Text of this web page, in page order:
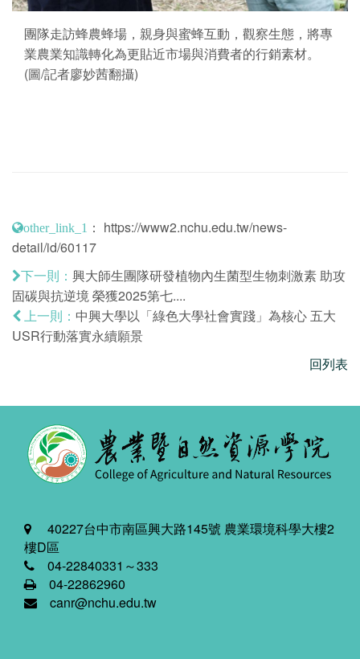
團隊走訪蜂農蜂場，親身與蜜蜂互動，觀察生態，將專
業農業知識轉化為更貼近市場與消費者的行銷素材。
(圖/記者廖妙茜翻攝)
other_link_1 ： https://www2.nchu.edu.tw/news-
detail/id/60117
下一則： 興大師生團隊研發植物內生菌型生物刺激素 助攻
固碳與抗逆境 榮獲2025第七....
上一則： 中興大學以「綠色大學社會實踐」為核心 五大
USR行動落實永續願景
回列表
40227台中市南區興大路145號 農業環境科學大樓2
樓D區
04-22840331～333
04-22862960
canr@nchu.edu.tw